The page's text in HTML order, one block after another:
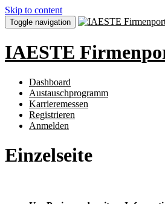
Skip to content
Toggle navigation
IAESTE
Dashboard
Austauschprogramm
Karrieremessen
Registrieren
Anmelden
Einzelseite